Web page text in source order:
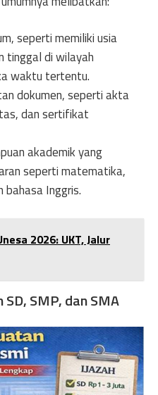
seperti memiliki usia
tinggal di wilayah
waktu tertentu.
dokumen, seperti akta
dan sertifikat
akademik yang
seperti matematika,
bahasa Inggris.
2026: UKT, Jalur
SMP, dan SMA